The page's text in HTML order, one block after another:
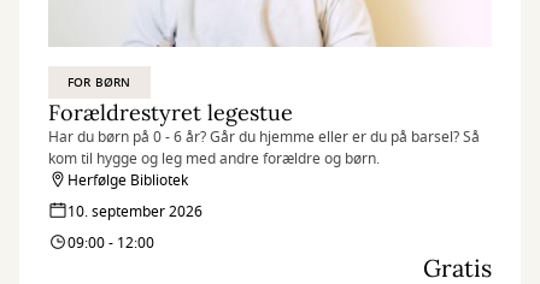
FOR BØRN
Forældrestyret legestue
Har du børn på 0 - 6 år? Går du hjemme eller er du på barsel? Så
kom til hygge og leg med andre forældre og børn.
Herfølge Bibliotek
10. september 2026
09:00 - 12:00
Gratis